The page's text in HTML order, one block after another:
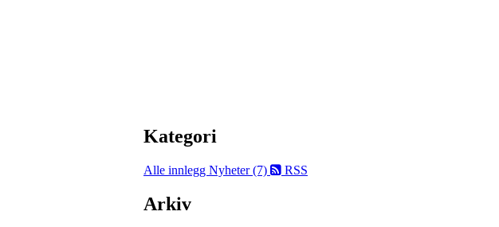
Kategori
Alle innlegg Nyheter (7) RSS
Arkiv